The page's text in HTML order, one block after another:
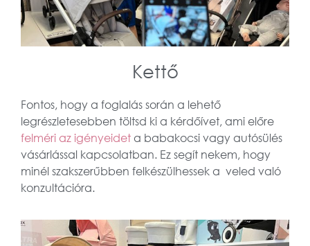
Kettő
Fontos, hogy a foglalás során a lehető
legrészletesebben töltsd ki a kérdőívet, ami előre
felméri az igényeidet a babakocsi vagy autósülés
vásárlással kapcsolatban. Ez segít nekem, hogy
minél szakszerűbben felkészülhessek a veled való
konzultációra.